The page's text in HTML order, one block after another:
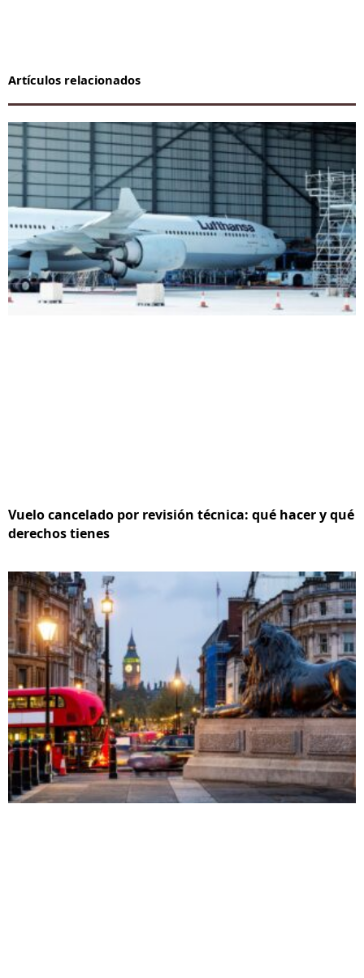
Artículos relacionados
Vuelo cancelado por revisión técnica: qué hacer y qué
derechos tienes